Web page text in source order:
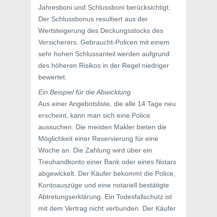
Jahresboni und Schlussboni berücksichtigt.
Der Schlussbonus resultiert aus der
Wertsteigerung des Deckungsstocks des
Versicherers. Gebraucht-Policen mit einem
sehr hohen Schlussanteil werden aufgrund
des höheren Risikos in der Regel niedriger
bewertet.
Ein Beispiel für die Abwicklung
Aus einer Angebotsliste, die alle 14 Tage neu
erscheint, kann man sich eine Police
aussuchen. Die meisten Makler bieten die
Möglichkeit einer Reservierung für eine
Woche an. Die Zahlung wird über ein
Treuhandkonto einer Bank oder eines Notars
abgewickelt. Der Käufer bekommt die Police,
Kontoauszüge und eine notariell bestätigte
Abtretungserklärung. Ein Todesfallschutz ist
mit dem Vertrag nicht verbunden. Der Käufer